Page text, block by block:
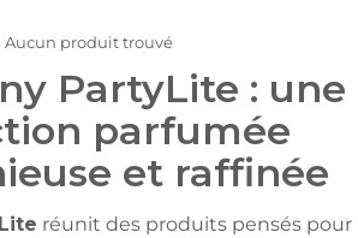
Aucun produit trouvé
PartyLite : une
parfumée
et raffinée
réunit des produits pensés pour